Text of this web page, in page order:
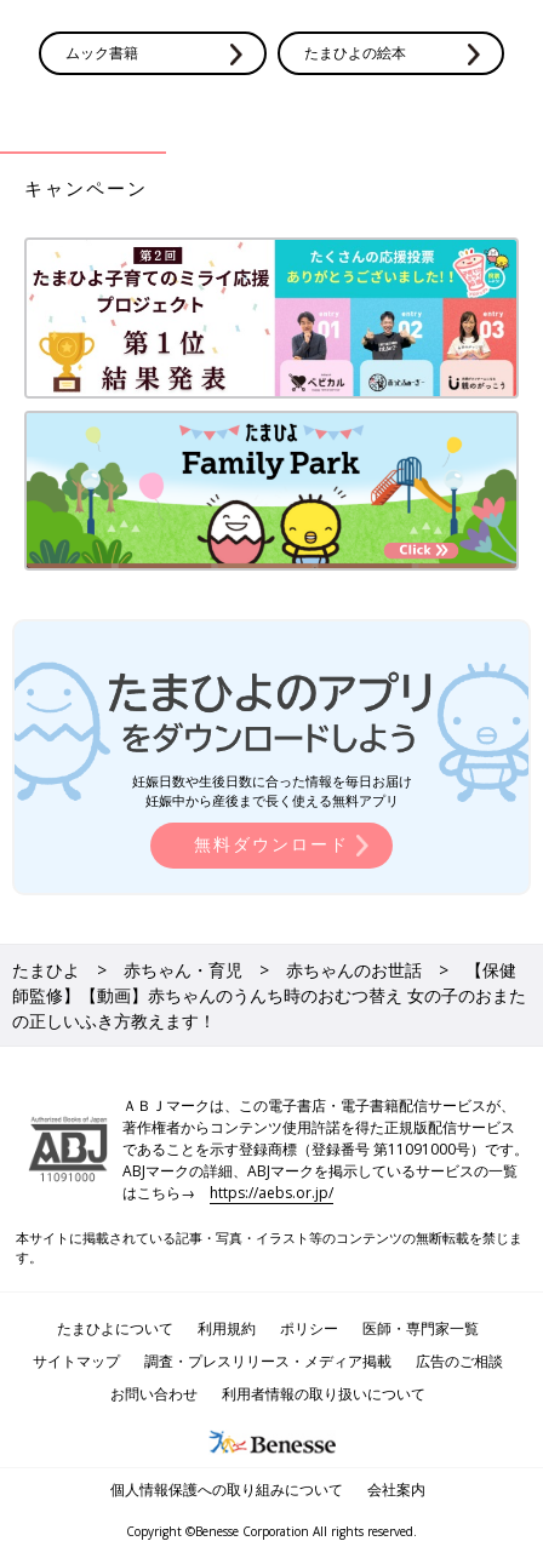
ムック書籍 たまひよの絵本
キャンペーン
妊娠日数や生後日数に合った情報を毎日お届け
妊娠中から産後まで長く使える無料アプリ
無料ダウンロード
たまひよ 赤ちゃん・育児 赤ちゃんのお世話
【保健
師監修】【動画】赤ちゃんのうんち時のおむつ替え 女の子のおまた
の正しいふき方教えます！
ＡＢＪマークは、この電子書店・電子書籍配信サービスが、
著作権者からコンテンツ使用許諾を得た正規版配信サービス
であることを示す登録商標（登録番号 第11091000号）です。
ABJマークの詳細、ABJマークを掲示しているサービスの一覧
はこちら→https://aebs.or.jp/
本サイトに掲載されている記事・写真・イラスト等のコンテンツの無断転載を禁じま
す。
たまひよについて 利用規約 ポリシー
医師・専門家一覧
サイトマップ
調査・プレスリリース・メディア掲載
広告のご相談
お問い合わせ
利用者情報の取り扱いについて
個人情報保護への取り組みについて 会社案内
Copyright ©Benesse Corporation All rights reserved.